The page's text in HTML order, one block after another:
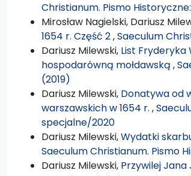
Christianum. Pismo
Mirosław Nagielski, Dariusz
1654 r. Część 2,Saeculum
Dariusz Milewski, List Fryderyka
hospodarówną mołdawską ,
(2019)
Dariusz Milewski, Donatywa od
warszawskich w 1654 r. ,
specjalne/2020
Dariusz Milewski,Wydatki
Saeculum Christianum. Pismo
Dariusz Milewski, Przywilej